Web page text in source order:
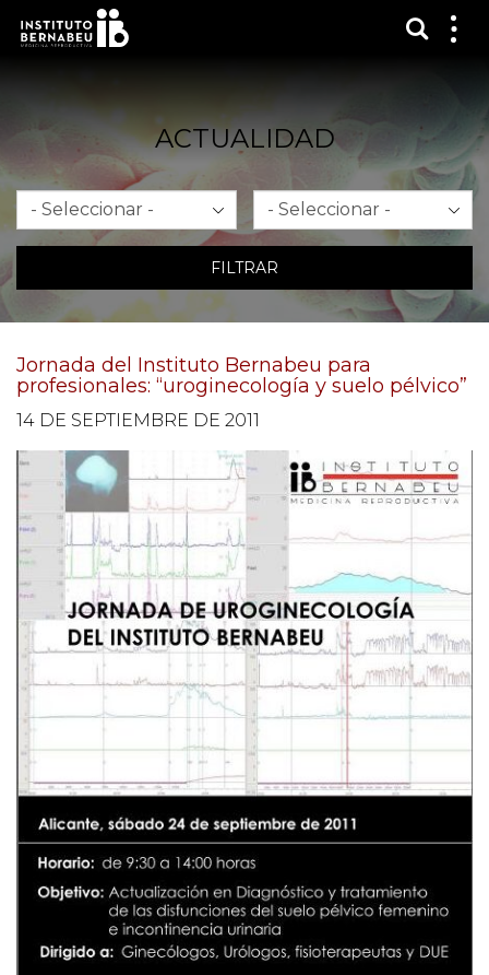
ACTUALIDAD
Mes Año
FILTRAR
Jornada del Instituto Bernabeu para
profesionales: “uroginecología y suelo pélvico”
14 DE SEPTIEMBRE DE 2011